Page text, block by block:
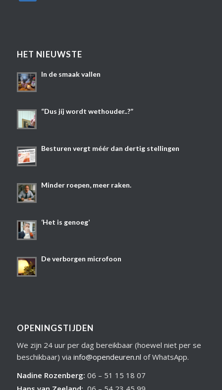
HET NIEUWSTE
In de smaak vallen
“Dus jíj wordt wethouder..?”
Besturen vergt méér dan dertig stellingen
Minder roepen, meer raken.
‘Het is genoeg’
De verborgen microfoon
OPENINGSTIJDEN
We zijn 24 uur per dag bereikbaar (hoewel niet per se
beschikbaar) via info@opendeuren.nl of WhatsApp.
Nadine Rozenberg: 06 – 51 15 18 07